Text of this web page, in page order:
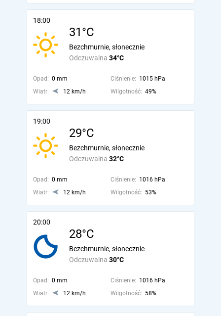
18:00
31°C
Odczuwalna 34°C
Bezchmurnie, słonecznie
Opad: 0 mm Ciśnienie: 1015 hPa
Wiatr:
12 km/h Wilgotność: 49%
19:00
29°C
Odczuwalna 32°C
Bezchmurnie, słonecznie
Opad: 0 mm Ciśnienie: 1016 hPa
Wiatr:
12 km/h Wilgotność: 53%
20:00
28°C
Odczuwalna 30°C
Bezchmurnie, słonecznie
Opad: 0 mm Ciśnienie: 1016 hPa
Wiatr:
12 km/h Wilgotność: 58%